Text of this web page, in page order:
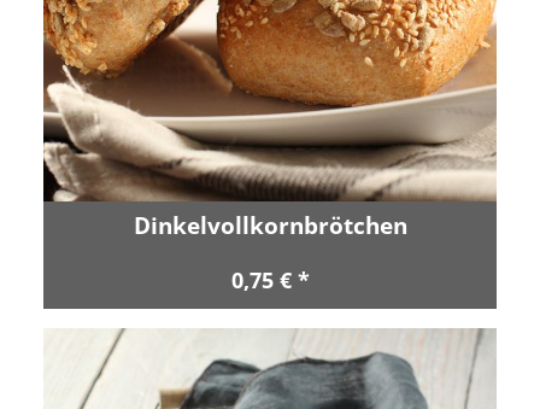
Dinkelvollkornbrötchen
0,75 € *